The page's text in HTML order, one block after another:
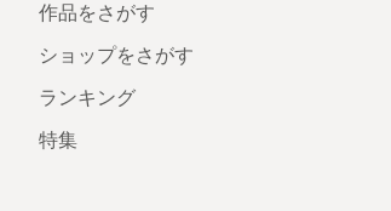
作品をさがす
ショップをさがす
ランキング
特集